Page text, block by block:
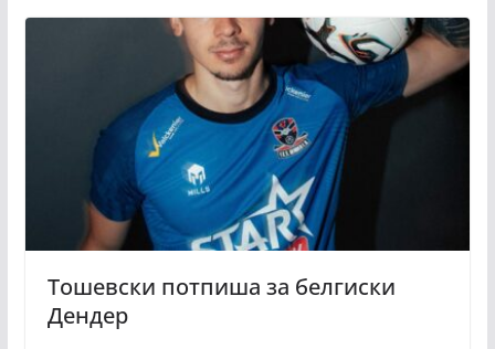
Тошевски потпиша за белгиски
Дендер